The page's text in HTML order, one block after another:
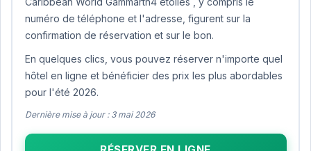
numéro de téléphone et l'adresse, figurent sur la
confirmation de réservation et sur le bon.
En quelques clics, vous pouvez réserver n'importe quel
hôtel en ligne et bénéficier des prix les plus abordables
pour l'été 2026.
Dernière mise à jour : 3 mai 2026